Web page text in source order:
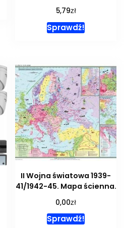
5,79zł
Sprawdź!
II Wojna światowa 1939-
41/1942-45. Mapa ścienna.
0,00zł
Sprawdź!